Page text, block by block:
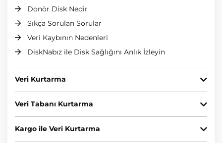
Donör Disk Nedir
Sıkça Sorulan Sorular
Veri Kaybının Nedenleri
DiskNabız ile Disk Sağlığını Anlık İzleyin
Veri Kurtarma
Veri Tabanı Kurtarma
Kargo ile Veri Kurtarma